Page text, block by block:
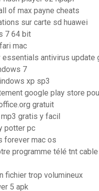
of max payne cheats
sur carte sd huawei
7 64 bit
mac
antivirus update
7
xp sp3
google play store
gratuit
gratis y facil
potter pc
forever mac os
programme télé tnt
fichier trop volumineux
5 apk